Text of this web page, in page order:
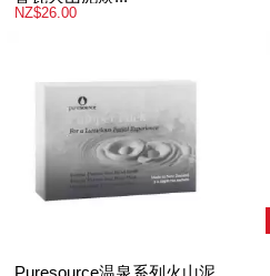
NZ$26.00
Puresource温泉系列火山泥